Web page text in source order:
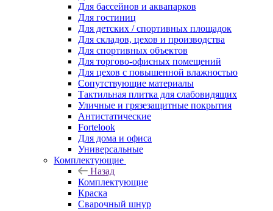
Для бассейнов и аквапарков
Для гостиниц
Для детских / спортивных площадок
Для складов, цехов и производства
Для спортивных объектов
Для торгово-офисных помещений
Для цехов с повышенной влажностью
Сопутствующие материалы
Тактильная плитка для слабовидящих
Уличные и грязезащитные покрытия
Антистатические
Fortelook
Для дома и офиса
Универсальные
Комплектующие
Назад
Комплектующие
Краска
Сварочный шнур